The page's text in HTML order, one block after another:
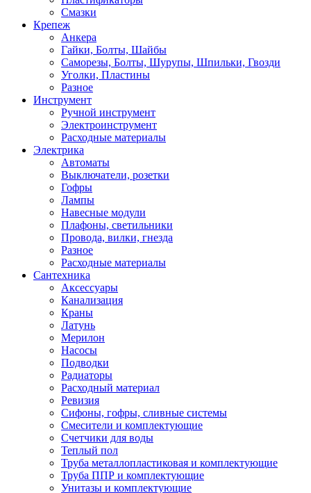
Смазки
Крепеж
Анкера
Гайки, Болты, Шайбы
Саморезы, Болты, Шурупы, Шпильки, Гвозди
Уголки, Пластины
Разное
Инструмент
Ручной инструмент
Электроинструмент
Расходные материалы
Электрика
Автоматы
Выключатели, розетки
Гофры
Лампы
Навесные модули
Плафоны, светильники
Провода, вилки, гнезда
Разное
Расходные материалы
Сантехника
Аксессуары
Канализация
Краны
Латунь
Мерилон
Насосы
Подводки
Радиаторы
Расходный материал
Ревизия
Сифоны, гофры, сливные системы
Смесители и комплектующие
Счетчики для воды
Теплый пол
Труба металлопластиковая и комплектующие
Труба ППР и комплектующие
Унитазы и комплектующие